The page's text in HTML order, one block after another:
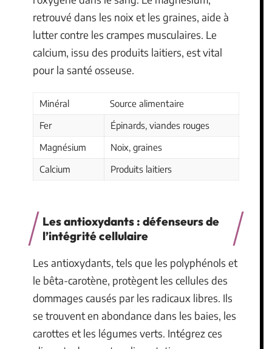
retrouvé dans les noix et les graines, aide à
lutter contre les crampes musculaires. Le
calcium, issu des produits laitiers, est vital
pour la santé osseuse.
Minéral
Source alimentaire
Fer
Épinards, viandes rouges
Magnésium
Noix, graines
Calcium
Produits laitiers
Les antioxydants : défenseurs de
l’intégrité cellulaire
Les antioxydants, tels que les polyphénols et
le bêta-carotène, protègent les cellules des
dommages causés par les radicaux libres. Ils
se trouvent en abondance dans les baies, les
carottes et les légumes verts. Intégrez ces